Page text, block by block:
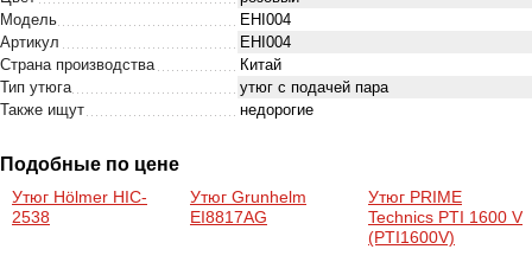
Модель
EHI004
Артикул
EHI004
Страна производства
Китай
Тип утюга
утюг с подачей пара
Также ищут
недорогие
Подобные по цене
Утюг Hölmer HIC-
2538
Утюг Grunhelm
EI8817AG
Утюг PRIME
Technics PTI 1600 V
(PTI1600V)